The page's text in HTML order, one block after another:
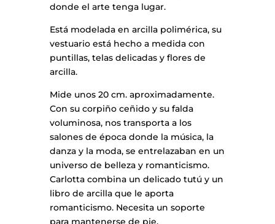
donde el arte tenga lugar.
Está modelada en arcilla polimérica, su
vestuario está hecho a medida con
puntillas, telas delicadas y flores de
arcilla.
Mide unos 20 cm. aproximadamente.
Con su corpiño ceñido y su falda
voluminosa, nos transporta a los
salones de época donde la música, la
danza y la moda, se entrelazaban en un
universo de belleza y romanticismo.
Carlotta combina un delicado tutú y un
libro de arcilla que le aporta
romanticismo. Necesita un soporte